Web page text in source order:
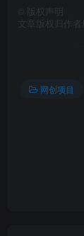
版权声明
文章版权归作
网创项目